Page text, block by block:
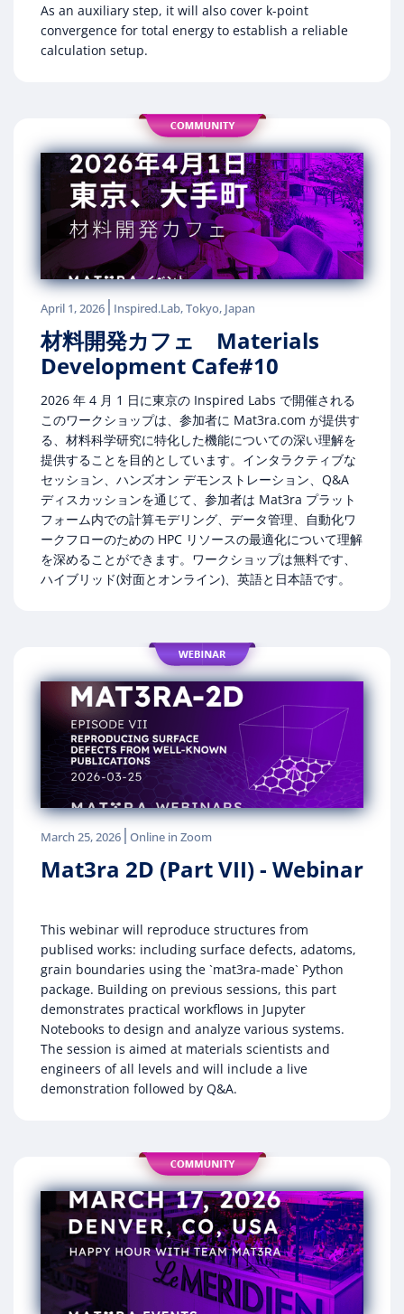
As an auxiliary step, it will also cover k-point
convergence for total energy to establish a reliable
calculation setup.
April 1, 2026 | Inspired.Lab, Tokyo, Japan
材料開発カフェ Materials
Development Cafe#10
2026 年 4 月 1 日に東京の Inspired Labs で開催される
このワークショップは、参加者に Mat3ra.com が提供す
る、材料科学研究に特化した機能についての深い理解を
提供することを目的としています。インタラクティブな
セッション、ハンズオン デモンストレーション、Q&A
ディスカッションを通じて、参加者は Mat3ra プラット
フォーム内での計算モデリング、データ管理、自動化ワ
ークフローのための HPC リソースの最適化について理解
を深めることができます。ワークショップは無料です、
ハイブリッド(対面とオンライン)、英語と日本語です。
March 25, 2026 | Online in Zoom
Mat3ra 2D (Part VII) - Webinar
This webinar will reproduce structures from
publised works: including surface defects, adatoms,
grain boundaries using the `mat3ra-made` Python
package. Building on previous sessions, this part
demonstrates practical workflows in Jupyter
Notebooks to design and analyze various systems.
The session is aimed at materials scientists and
engineers of all levels and will include a live
demonstration followed by Q&A.